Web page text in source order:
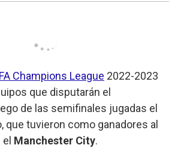
Champions League 2022-2023
que disputarán el
de las semifinales jugadas el
que tuvieron como ganadores al
Manchester City.